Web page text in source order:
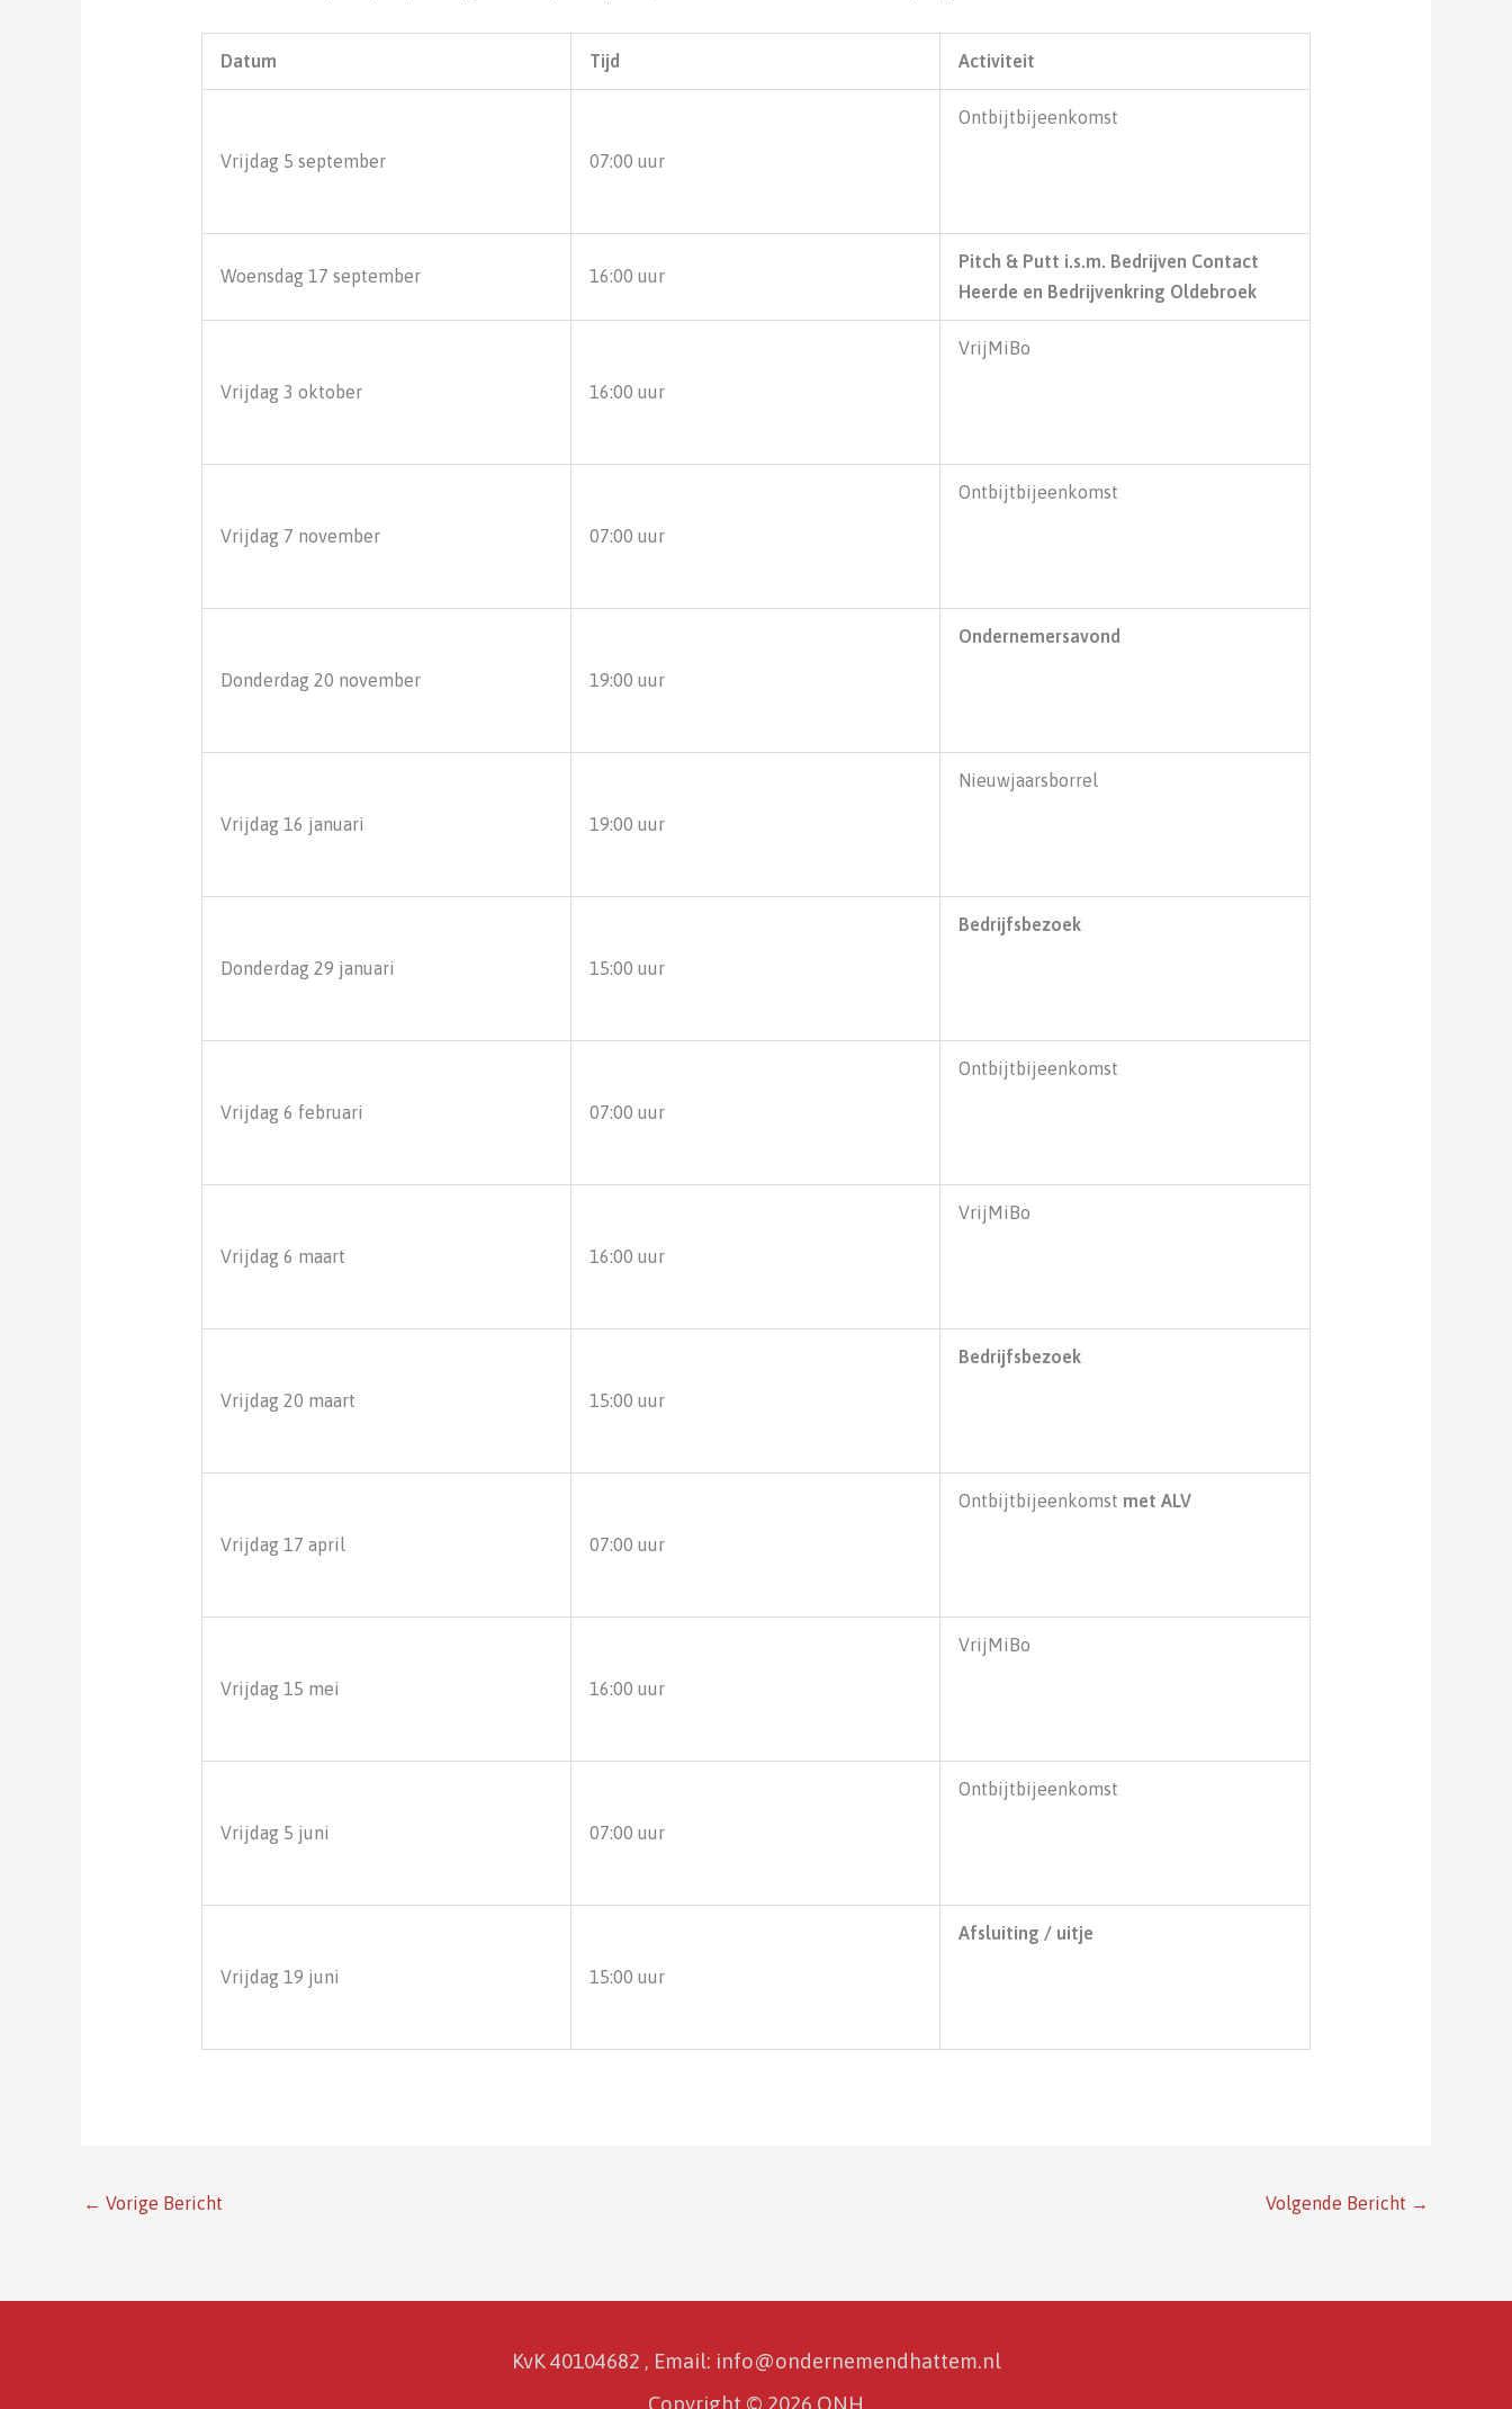
Datum Tijd Activiteit
Vrijdag 5 september 07:00 uur
Ontbijtbijeenkomst
Woensdag 17 september 16:00 uur
Pitch & Putt i.s.m. Bedrijven Contact
Heerde en Bedrijvenkring Oldebroek
Vrijdag 3 oktober 16:00 uur
VrijMiBo
Vrijdag 7 november 07:00 uur
Ontbijtbijeenkomst
Donderdag 20 november 19:00 uur
Ondernemersavond
Vrijdag 16 januari 19:00 uur
Nieuwjaarsborrel
Donderdag 29 januari 15:00 uur
Bedrijfsbezoek
Vrijdag 6 februari 07:00 uur
Ontbijtbijeenkomst
Vrijdag 6 maart 16:00 uur
VrijMiBo
Vrijdag 20 maart 15:00 uur
Bedrijfsbezoek
Vrijdag 17 april 07:00 uur
Ontbijtbijeenkomst met ALV
Vrijdag 15 mei 16:00 uur
VrijMiBo
Vrijdag 5 juni 07:00 uur
Ontbijtbijeenkomst
Vrijdag 19 juni 15:00 uur
Afsluiting / uitje
← Vorige Bericht Volgende Bericht →
KvK 40104682 , Email: info@ondernemendhattem.nl
Copyright © 2026 ONH